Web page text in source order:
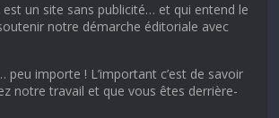
un site sans publicité… et qui entend le
notre démarche éditoriale avec
peu importe ! L’important c’est de savoir
notre travail et que vous êtes derrière-